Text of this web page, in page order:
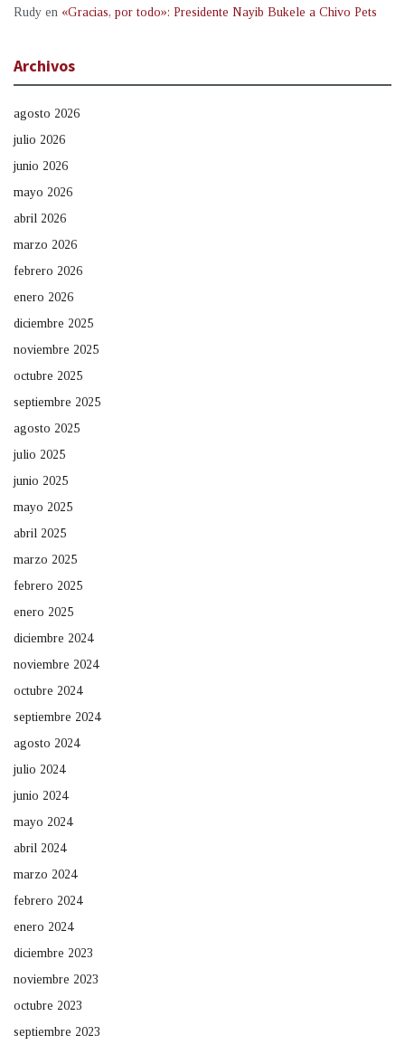
Rudy en «Gracias, por todo»: Presidente Nayib Bukele a Chivo Pets
Archivos
agosto 2026
julio 2026
junio 2026
mayo 2026
abril 2026
marzo 2026
febrero 2026
enero 2026
diciembre 2025
noviembre 2025
octubre 2025
septiembre 2025
agosto 2025
julio 2025
junio 2025
mayo 2025
abril 2025
marzo 2025
febrero 2025
enero 2025
diciembre 2024
noviembre 2024
octubre 2024
septiembre 2024
agosto 2024
julio 2024
junio 2024
mayo 2024
abril 2024
marzo 2024
febrero 2024
enero 2024
diciembre 2023
noviembre 2023
octubre 2023
septiembre 2023